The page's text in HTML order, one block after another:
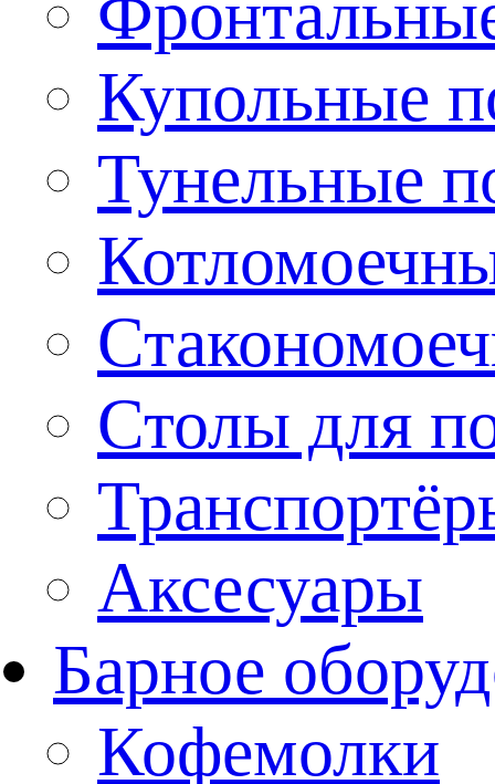
Купольные
Тунельные
Столы для
Аксесуары
Барное
Кофемолки